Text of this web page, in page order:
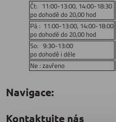
Čt: 11:00-13:00, 14:00-18:30
po dohodě do 20,00 hod
Pá : 11:00-13:00, 14:00-18:00
po dohodě do 20,00 hod
So: 9:30-13:00
po dohodě i déle
Ne : zavřeno
Navigace:
Kontaktujte nás